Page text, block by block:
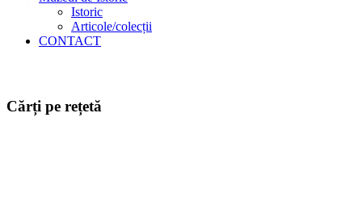
Istoric
Articole/colecții
CONTACT
Cărți pe rețetă